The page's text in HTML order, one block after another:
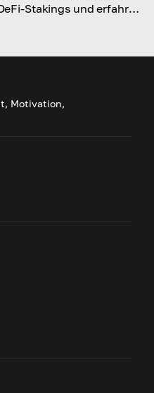
Stakings und erfahren
Motivation,